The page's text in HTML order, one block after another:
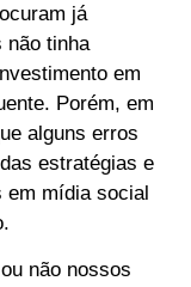
já
não tinha
em
Porém, em
alguns erros
estratégias e
em mídia social
não nossos